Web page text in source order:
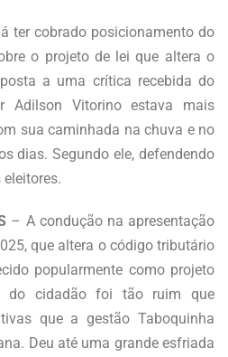
ter cobrado posicionamento do
o projeto de lei que altera o
a uma crítica recebida do
Adilson Vitorino estava mais
sua caminhada na chuva e no
dias. Segundo ele, defendendo
– A condução na apresentação
que altera o código tributário
popularmente como projeto
do cidadão foi tão ruim que
que a gestão Taboquinha
Deu até uma grande esfriada